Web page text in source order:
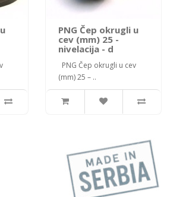
PNG Čep okrugli u
cev (mm) 25 -
nivelacija - d
PNG Čep okrugli u cev
(mm) 25 – ..